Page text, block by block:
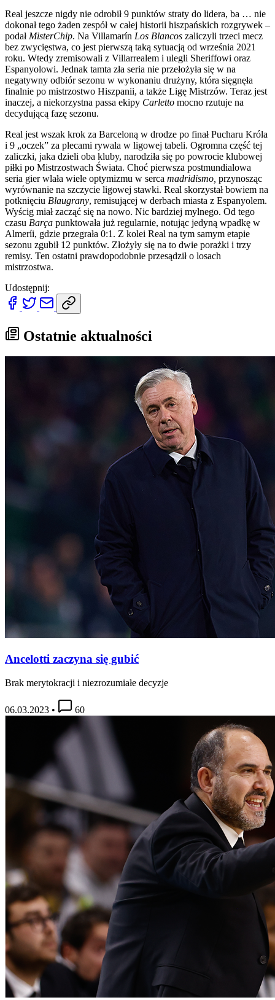
Real jeszcze nigdy nie odrobił 9 punktów straty do lidera, ba … nie
dokonał tego żaden zespół w całej historii hiszpańskich rozgrywek –
podał MisterChip. Na Villamarín Los Blancos zaliczyli trzeci mecz
bez zwycięstwa, co jest pierwszą taką sytuacją od września 2021
roku. Wtedy zremisowali z Villarrealem i ulegli Sheriffowi oraz
Espanyolowi. Jednak tamta zła seria nie przełożyła się w na
negatywny odbiór sezonu w wykonaniu drużyny, która sięgnęła
finalnie po mistrzostwo Hiszpanii, a także Ligę Mistrzów. Teraz jest
inaczej, a niekorzystna passa ekipy Carletto mocno rzutuje na
decydującą fazę sezonu.
Real jest wszak krok za Barceloną w drodze po finał Pucharu Króla
i 9 „oczek” za plecami rywala w ligowej tabeli. Ogromna część tej
zaliczki, jaka dzieli oba kluby, narodziła się po powrocie klubowej
piłki po Mistrzostwach Świata. Choć pierwsza postmundialowa
seria gier wlała wiele optymizmu w serca madridismo, przynosząc
wyrównanie na szczycie ligowej stawki. Real skorzystał bowiem na
potknięciu Blaugrany, remisującej w derbach miasta z Espanyolem.
Wyścig miał zacząć się na nowo. Nic bardziej mylnego. Od tego
czasu Barça punktowała już regularnie, notując jedyną wpadkę w
Almeríi, gdzie przegrała 0:1. Z kolei Real na tym samym etapie
sezonu zgubił 12 punktów. Złożyły się na to dwie porażki i trzy
remisy. Ten ostatni prawdopodobnie przesądził o losach
mistrzostwa.
Udostępnij:
Ostatnie aktualności
Ancelotti zaczyna się gubić
Brak merytokracji i niezrozumiałe decyzje
06.03.2023 • 60